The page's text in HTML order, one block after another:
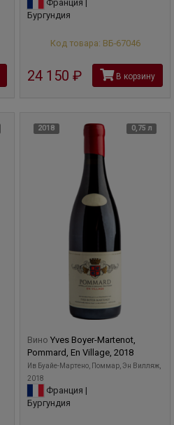
Франция |
Бургундия
Код товара: ВБ-67046
24 150 рубВ корзину
2018 0,75 л
Вино Yves Boyer-Martenot,
Pommard, En Village, 2018
Ив Буайе-Мартено, Поммар, Эн Вилляж,
2018
Франция |
Бургундия